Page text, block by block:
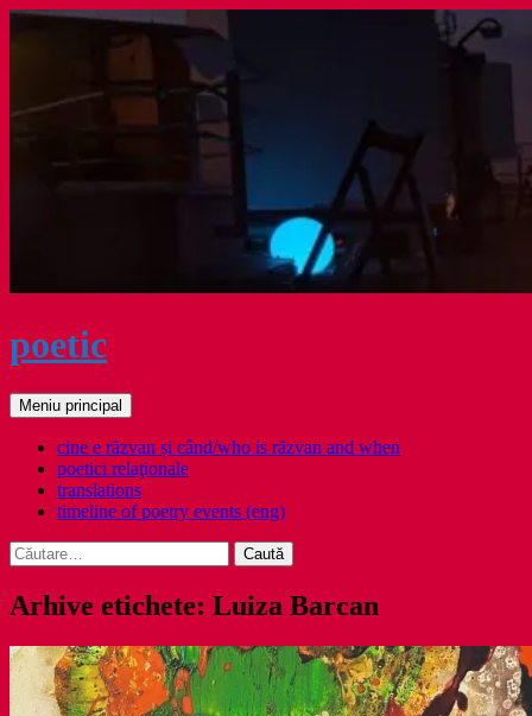
Sari
poetic
Caută
Meniu principal
cine e răzvan și când/who is răzvan and when
poetici relaţionale
translations
timeline of poetry events (eng)
Caută
după:
Arhive etichete: Luiza Barcan